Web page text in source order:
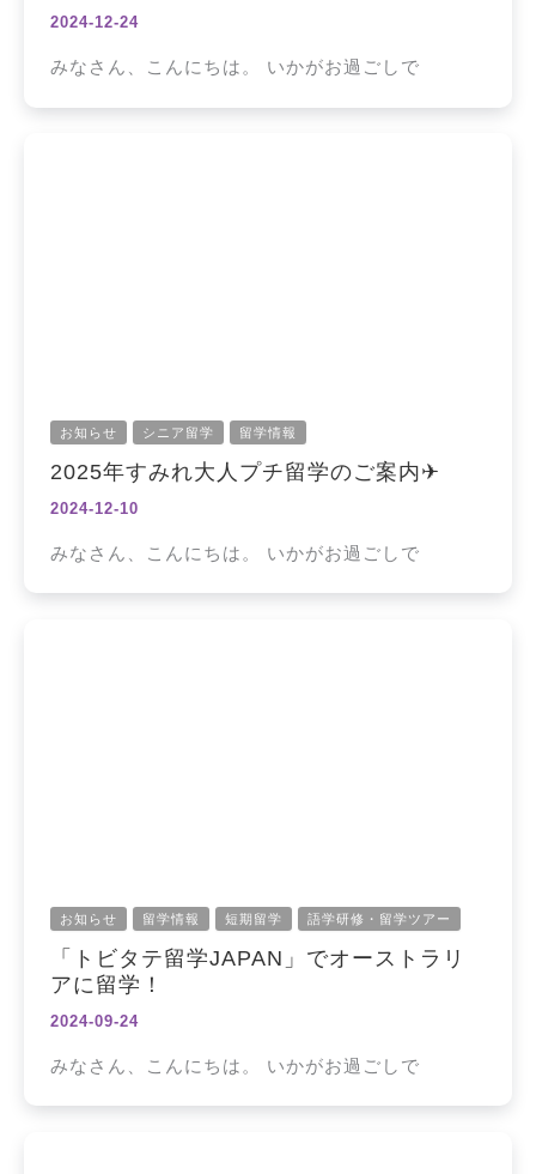
2024-12-24
みなさん、こんにちは。 いかがお過ごしで
お知らせ シニア留学 留学情報
2025年すみれ大人プチ留学のご案内✈
2024-12-10
みなさん、こんにちは。 いかがお過ごしで
お知らせ 留学情報 短期留学 語学研修・留学ツアー
「トビタテ留学JAPAN」でオーストラリ
アに留学！
2024-09-24
みなさん、こんにちは。 いかがお過ごしで